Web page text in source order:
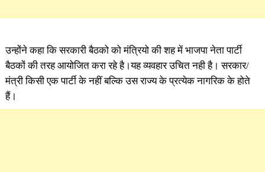
उन्होंने कहा कि सरकारी बैठको को मंत्रियो की शह में भाजपा नेता पार्टी
बैठकों की तरह आयोजित करा रहे है।यह व्यवहार उचित नही है। सरकार/
मंत्री किसी एक पार्टी के नहीं बल्कि उस राज्य के प्रत्येक नागरिक के होते
हैं।